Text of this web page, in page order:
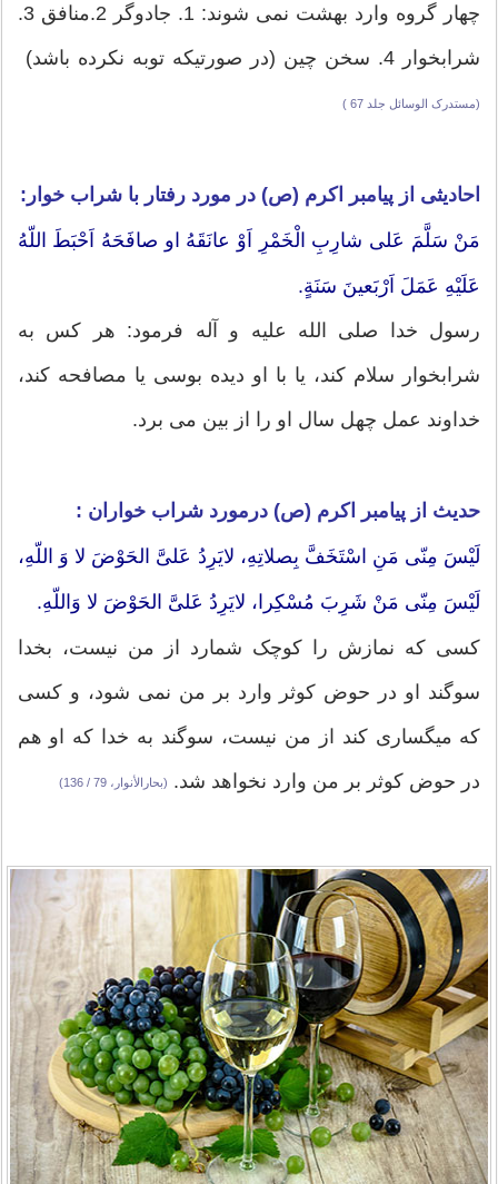
چهار گروه وارد بهشت نمی شوند: 1. جادوگر 2.منافق 3.
شرابخوار 4. سخن چین (در صورتیکه توبه نکرده باشد)
(مستدرک الوسائل جلد 67 )
احادیثی از پیامبر اکرم (ص) در مورد رفتار با شراب خوار:
مَنْ سَلَّمَ عَلى شارِبِ الْخَمْرِ اَوْ عانَقَهُ او صافَحَهُ اَحْبَطَ اللّهُ
عَلَيْهِ عَمَلَ اَرْبَعينَ سَنَةٍ.
رسول خدا صلى الله عليه و آله فرمود: هر كس به
شرابخوار سلام كند، يا با او ديده بوسى يا مصافحه كند،
خداوند عمل چهل سال او را از بين مى برد.
حدیث از پیامبر اکرم (ص) درمورد شراب خواران :
لَيْسَ مِنّى مَنِ اسْتَخَفَّ بِصلاتِهِ، لايَرِدُ عَلىَّ الحَوْضَ لا وَ اللّهِ،
لَيْسَ مِنّى مَنْ شَرِبَ مُسْكِرا، لايَرِدُ عَلىَّ الحَوْضَ لا وَاللّهِ.
كسى كه نمازش را كوچک شمارد از من نيست، بخدا
سوگند او در حوض كوثر وارد بر من نمى شود، و كسى
كه ميگسارى كند از من نيست، سوگند به خدا كه او هم
در حوض كوثر بر من وارد نخواهد شد. (بحارالأنوار، 79 / 136)